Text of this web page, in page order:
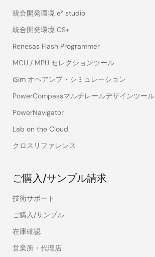
統合開発環境 e² studio
統合開発環境 CS+
Renesas Flash Programmer
MCU / MPU セレクションツール
iSim オペアンプ・シミュレーション
PowerCompassマルチレールデザインツール
PowerNavigator
Lab on the Cloud
クロスリファレンス
ご購入/サンプル請求
技術サポート
ご購入/サンプル
在庫確認
営業所・代理店